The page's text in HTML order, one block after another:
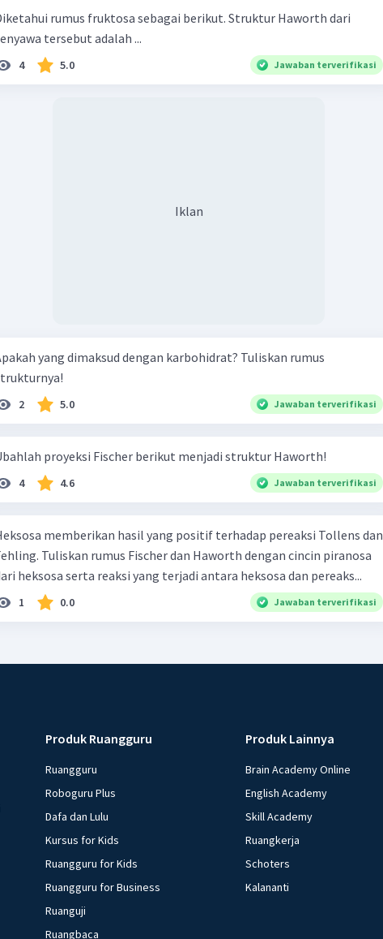
rumus fruktosa sebagai berikut. Struktur Haworth dari
tersebut adalah ...
4 5.0 Jawaban terverifikasi
Iklan
yang dimaksud dengan karbohidrat? Tuliskan rumus
2 5.0 Jawaban terverifikasi
proyeksi Fischer berikut menjadi struktur Haworth!
4 4.6 Jawaban terverifikasi
memberikan hasil yang positif terhadap pereaksi Tollens dan
Tuliskan rumus Fischer dan Haworth dengan cincin piranosa
heksosa serta reaksi yang terjadi antara heksosa dan pereaks...
1 0.0 Jawaban terverifikasi
Produk Ruangguru
Ruangguru
Roboguru Plus
Dafa dan Lulu
Kursus for Kids
Ruangguru for Kids
Ruangguru for Business
Ruanguji
Ruangbaca
Produk Lainnya
Brain Academy Online
English Academy
Skill Academy
Ruangkerja
Schoters
Kalananti